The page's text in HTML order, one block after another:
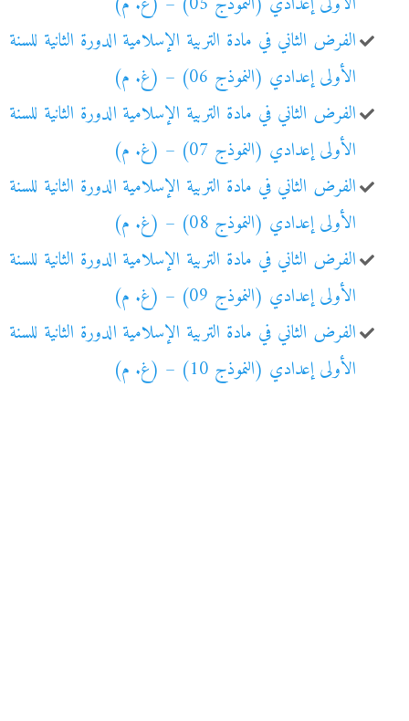
الفرض الثاني في مادة التربية الإسلامية الدورة الثانية للسنة
الأولى إعدادي (النموذج 06) – (غ. م)
الفرض الثاني في مادة التربية الإسلامية الدورة الثانية للسنة
الأولى إعدادي (النموذج 07) – (غ. م)
الفرض الثاني في مادة التربية الإسلامية الدورة الثانية للسنة
الأولى إعدادي (النموذج 08) – (غ. م)
الفرض الثاني في مادة التربية الإسلامية الدورة الثانية للسنة
الأولى إعدادي (النموذج 09) – (غ. م)
الفرض الثاني في مادة التربية الإسلامية الدورة الثانية للسنة
الأولى إعدادي (النموذج 10) – (غ. م)